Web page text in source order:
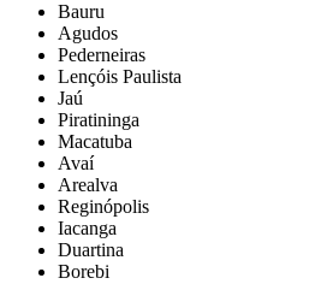
Bauru
Agudos
Pederneiras
Lençóis Paulista
Jaú
Piratininga
Macatuba
Avaí
Arealva
Reginópolis
Iacanga
Duartina
Borebi